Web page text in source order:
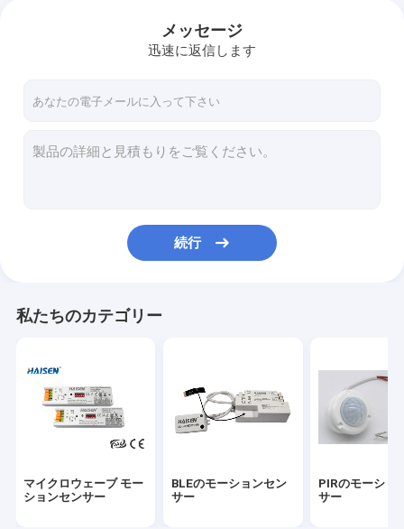
PIRのモーションセンサー
調光可能モーションセンサー
DCのモーションセンサー
フォトセルの日光センサー
モーションセンサーの運転者
セリウム版緊急LED運転者
メッセージ
迅速に返信します
続行
私たちのカテゴリー
マイクロウェーブ モー
ションセンサー
BLEのモーションセン
サー
PIRのモーショ
サー